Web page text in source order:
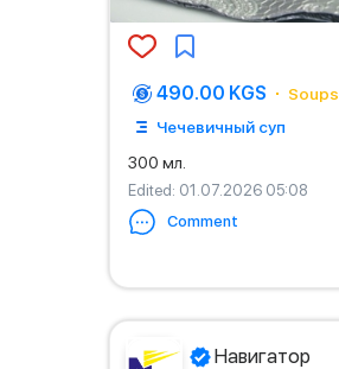
490.00 KGS
Soups
Чечевичный суп
300 мл.
Edited: 01.07.2026 05:08
Comment
Навигатор